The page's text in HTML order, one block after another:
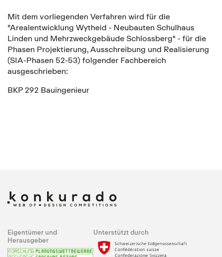
Mit dem vorliegenden Verfahren wird für die
"Arealentwicklung Wytheid - Neubauten Schulhaus
Linden und Mehrzweckgebäude Schlossberg" - für die
Phasen Projektierung, Ausschreibung und Realisierung
(SIA-Phasen 52-53) folgender Fachbereich
ausgeschrieben:
BKP 292 Bauingenieur
Eigentümer und
Herausgeber
Unterstützt durch